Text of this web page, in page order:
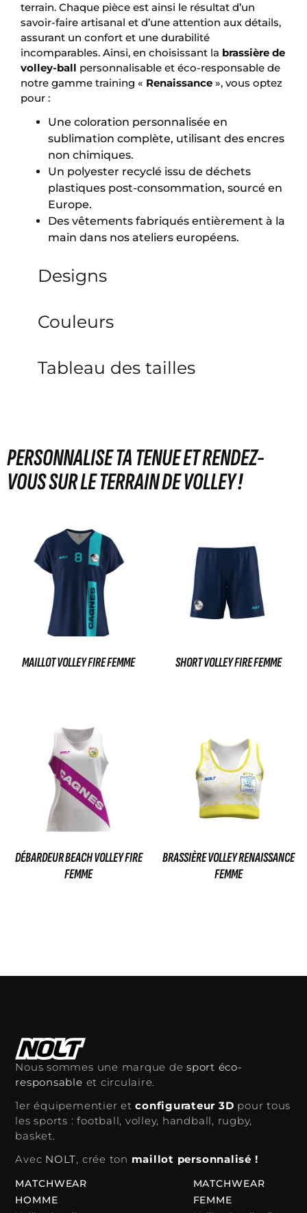
Designs
Couleurs
Tableau des tailles
terrain. Chaque pièce est ainsi le résultat d’un
savoir-faire artisanal et d’une attention aux détails,
assurant un confort et une durabilité
incomparables. Ainsi, en choisissant la brassière de
volley-ball personnalisable et éco-responsable de
notre gamme training « Renaissance », vous optez
pour :
Une coloration personnalisée en
sublimation complète, utilisant des encres
non chimiques.
Un polyester recyclé issu de déchets
plastiques post-consommation, sourcé en
Europe.
Des vêtements fabriqués entièrement à la
main dans nos ateliers européens.
PERSONNALISE TA TENUE ET RENDEZ-
VOUS SUR LE TERRAIN DE VOLLEY !
MAILLOT VOLLEY FIRE FEMME SHORT VOLLEY FIRE FEMME
DÉBARDEUR BEACH VOLLEY FIRE
FEMME
BRASSIÈRE VOLLEY RENAISSANCE
FEMME
Nous sommes une marque desport éco-
responsable et circulaire.
1er équipementier etconfigurateur 3D pour tous
les sports : football, volley, handball, rugby,
basket.
Avec NOLT, crée ton maillot personnalisé !
MATCHWEAR
HOMME
MATCHWEAR
FEMME